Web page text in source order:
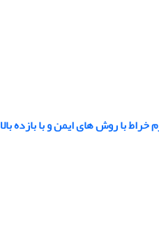
با روش های ایمن و با بازده بالا